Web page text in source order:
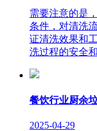
需要注意的是
条件，对清洗
证清洗效果和
洗过程的安全和
餐饮行业厨余
2025-04-29